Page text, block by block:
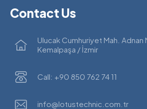
Contact Us
Ulucak Cumhuriyet Mah.
Kemalpaşa / İzmir
Call: +90 850 762 74 11
info@lotustechnic.com.tr